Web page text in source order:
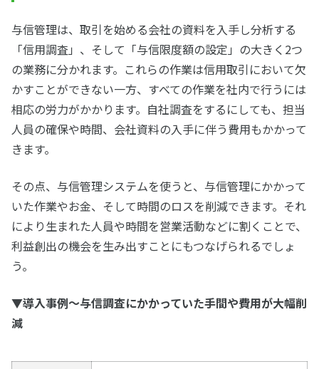
与信管理は、取引を始める会社の資料を入手し分析する
「信用調査」、そして「与信限度額の設定」の大きく2つ
の業務に分かれます。これらの作業は信用取引において欠
かすことができない一方、すべての作業を社内で行うには
相応の労力がかかります。自社調査をするにしても、担当
人員の確保や時間、会社資料の入手に伴う費用もかかって
きます。
その点、与信管理システムを使うと、与信管理にかかって
いた作業やお金、そして時間のロスを削減できます。それ
により生まれた人員や時間を営業活動などに割くことで、
利益創出の機会を生み出すことにもつなげられるでしょ
う。
▼導入事例～与信調査にかかっていた手間や費用が大幅削
減